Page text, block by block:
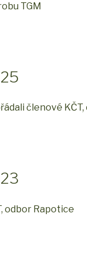
TGM
členové
odbor Rapotice